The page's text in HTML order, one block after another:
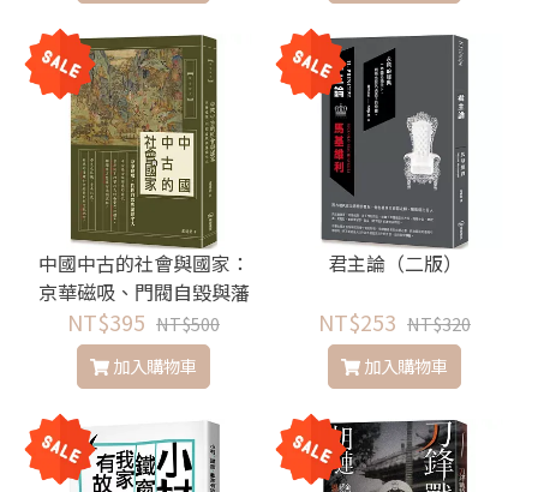
中國中古的社會與國家：
京華磁吸、門閥自毀與藩
鎮坐大
NT$395 NT$500
加入購物車
君主論（二版）
NT$253 NT$320
加入購物車